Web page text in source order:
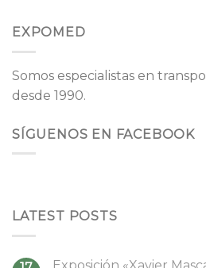
EXPOMED
Somos especialistas en
desde 1990.
SÍGUENOS EN FACEBOOK
LATEST POSTS
Exposición «Xavier